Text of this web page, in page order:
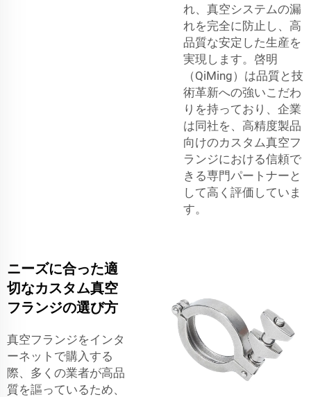
れ、真空システムの漏
れを完全に防止し、高
品質な安定した生産を
実現します。啓明
（QiMing）は品質と技
術革新への強いこだわ
りを持っており、企業
は同社を、高精度製品
向けのカスタム真空フ
ランジにおける信頼で
きる専門パートナーと
して高く評価していま
す。
ニーズに合った適
切なカスタム真空
フランジの選び方
真空フランジをインタ
ーネットで購入する
際、多くの業者が高品
質を謳っているため、